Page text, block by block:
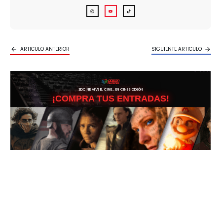
ARTICULO ANTERIOR SIGUIENTE ARTICULO
3DCINE VIVE EL CINE… EN CINES ODEÓN
¡COMPRA TUS ENTRADAS!